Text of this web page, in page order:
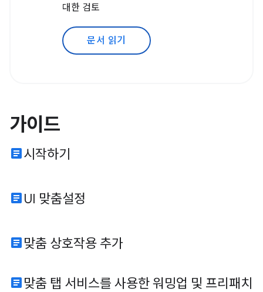
대한 검토
문서 읽기
가이드
article시작하기
article UI 맞춤설정
article 맞춤 상호작용 추가
article 맞춤 탭 서비스를 사용한 워밍업 및 프리패치